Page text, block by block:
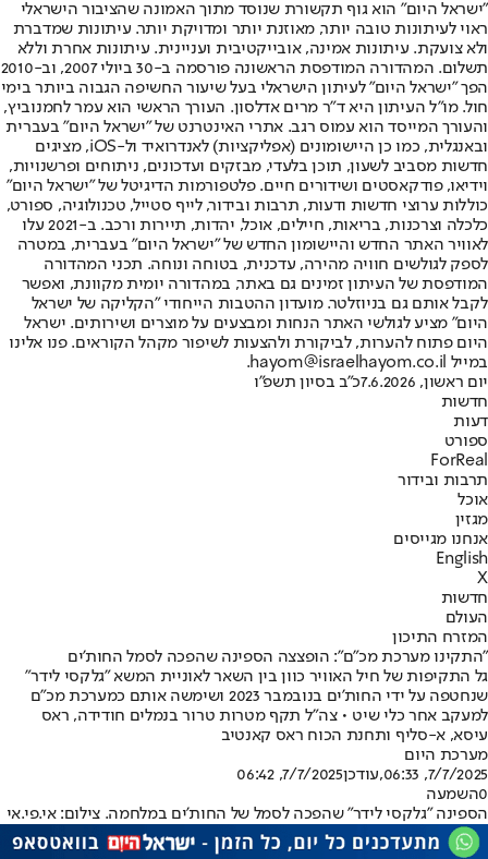
"ישראל היום" הוא גוף תקשורת שנוסד מתוך האמונה שהציבור הישראלי
ראוי לעיתונות טובה יותר, מאוזנת יותר ומדויקת יותר. עיתונות שמדברת
ולא צועקת. עיתונות אמינה, אובייקטיבית ועניינית. עיתונות אחרת וללא
תשלום. המהדורה המודפסת הראשונה פורסמה ב-30 ביולי 2007, וב-2010
הפך "ישראל היום" לעיתון הישראלי בעל שיעור החשיפה הגבוה ביותר בימי
חול. מו"ל העיתון היא ד"ר מרים אדלסון. העורך הראשי הוא עמר לחמנוביץ,
והעורך המייסד הוא עמוס רגב. אתרי האינטרנט של "ישראל היום" בעברית
ובאנגלית, כמו כן היישומונים (אפליקציות) לאנדרואיד ול-iOS, מציגים
חדשות מסביב לשעון, תוכן בלעדי, מבזקים ועדכונים, ניתוחים ופרשנויות,
וידיאו, פודקאסטים ושידורים חיים. פלטפורמות הדיגיטל של "ישראל היום"
כוללות ערוצי חדשות ודעות, תרבות ובידור, לייף סטייל, טכנולוגיה, ספורט,
כלכלה וצרכנות, בריאות, חיילים, אוכל, יהדות, תיירות ורכב. ב-2021 עלו
לאוויר האתר החדש והיישומון החדש של "ישראל היום" בעברית, במטרה
לספק לגולשים חוויה מהירה, עדכנית, בטוחה ונוחה. תכני המהדורה
המודפסת של העיתון זמינים גם באתר, במהדורה יומית מקוונת, ואפשר
לקבל אותם גם בניוזלטר. מועדון ההטבות הייחודי "הקליקה של ישראל
היום" מציע לגולשי האתר הנחות ומבצעים על מוצרים ושירותים. ישראל
היום פתוח להערות, לביקורת ולהצעות לשיפור מקהל הקוראים. פנו אלינו
במייל hayom@israelhayom.co.il.
יום ראשון, 7.6.2026
כ"ב בסיון תשפ"ו
חדשות
דעות
ספורט
ForReal
תרבות ובידור
אוכל
מגזין
אנחנו מגייסים
English
X
חדשות
העולם
המזרח התיכון
"התקינו מערכת מכ"ם": הופצצה הספינה שהפכה לסמל החות'ים
גל התקיפות של חיל האוויר כוון בין השאר לאוניית המשא "גלקסי לידר"
שנחטפה על ידי החות'ים בנובמבר 2023 ושימשה אותם כמערכת מכ"ם
למעקב אחר כלי שיט • צה״ל תקף מטרות טרור בנמלים חודידה, ראס
עיסא, א-סליף ותחנת הכוח ראס קאנטיב
מערכת היום
7/7/2025, 06:33
,עודכן7/7/2025, 06:42
0השמעה
הספינה "גלקסי לידר" שהפכה לסמל של החות'ים במלחמה. צילום: אי.פי.אי